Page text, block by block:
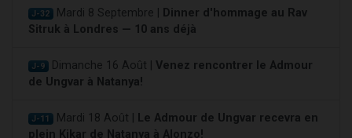
J-32 Mardi 8 Septembre |
Dinner d'hommage au Rav
Sitruk à Londres — 10 ans déjà
J-9 Dimanche 16 Août | Venez rencontrer le Admour
de Ungvar à Natanya!
J-11 Mardi 18 Août |
Le Admour de Ungvar recevra en
plein Kikar de Natanya à Alonzo!